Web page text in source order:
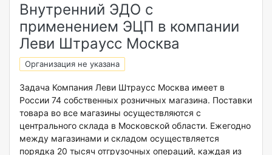
Внутренний ЭДО с
применением ЭЦП в компании
Леви Штраусс Москва
Организация не указана
Задача Компания Леви Штраусс Москва имеет в
России 74 собственных розничных магазина. Поставки
товара во все магазины осуществляются с
центрального склада в Московской области. Ежегодно
между магазинами и складом осуществляется
порядка 20 тысяч отгрузочных операций, каждая из